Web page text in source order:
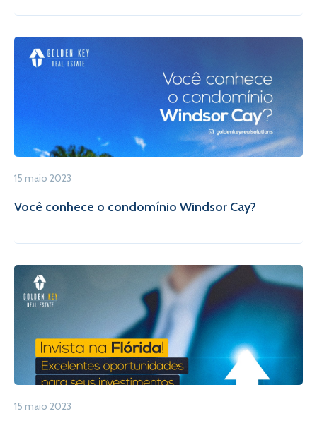
15 maio 2023
Você conhece o condomínio Windsor Cay?
15 maio 2023